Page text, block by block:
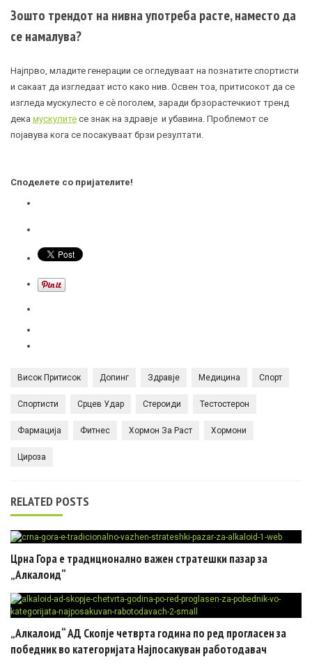
Зошто трендот на нивна употреба расте, наместо да
се намалува?
Најпрво, младите генерации се огледуваат на познатите спортисти
и сакаат да изгледаат исто како нив. Освен тоа, притисокот да се
изгледа мускулесто е сè поголем, заради брзорастечкиот тренд
дека мускулите се знак на здравје и убавина. Проблемот се
појавува кога се посакуваат брзи резултати.
Споделете со пријателите!
Висок Притисок Допинг Здравје Медицина Спорт
Спортисти Срцев Удар Стероиди Тестостерон
Фармација Фитнес Хормон За Раст Хормони
Цироза
RELATED POSTS
Црна Гора e традиционално важен стратешки пазар за
„Алкалоид“
„Алкалоид“ АД Скопје четврта година по ред прогласен за
победник во категоријата Најпосакуван работодавач